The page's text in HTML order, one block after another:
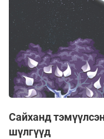
Сайханд
шүлгүүд